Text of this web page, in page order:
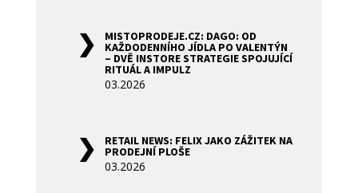
MISTOPRODEJE.CZ: DAGO: OD
KAŽDODENNÍHO JÍDLA PO VALENTÝN
– DVĚ INSTORE STRATEGIE SPOJUJÍCÍ
RITUÁL A IMPULZ
03.2026
RETAIL NEWS: FELIX JAKO ZÁŽITEK NA
PRODEJNÍ PLOŠE
03.2026